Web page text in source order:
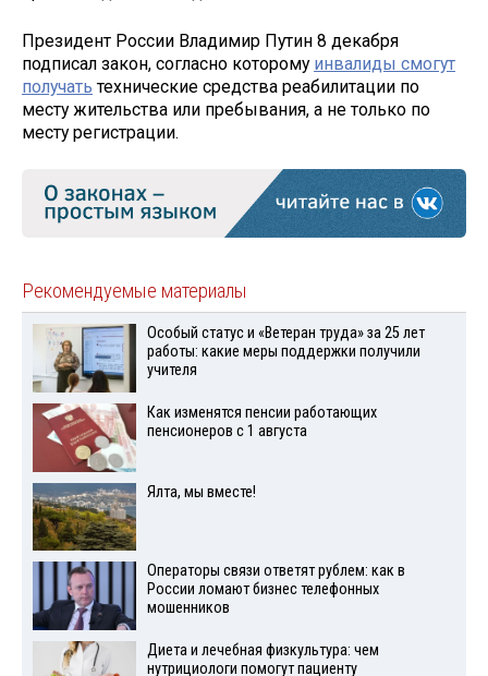
Президент России Владимир Путин 8 декабря
подписал закон, согласно которому инвалиды смогут
получать технические средства реабилитации по
месту жительства или пребывания, а не только по
месту регистрации.
Рекомендуемые материалы
Особый статус и «Ветеран труда» за 25 лет
работы: какие меры поддержки получили
учителя
Как изменятся пенсии работающих
пенсионеров с 1 августа
Ялта, мы вместе!
Операторы связи ответят рублем: как в
России ломают бизнес телефонных
мошенников
Диета и лечебная физкультура: чем
нутрициологи помогут пациенту